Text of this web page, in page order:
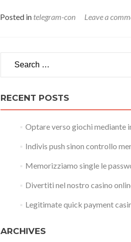
Posted in telegram-con Leave a
RECENT POSTS
Optare verso giochi mediante
Indivis push sinon controllo
Memorizziamo single le
Divertiti nel nostro casino
Legitimate quick payment
ARCHIVES